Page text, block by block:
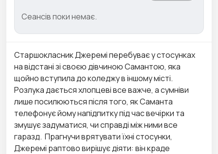
Сеансів поки немає.
Старшокласник Джеремі перебуває у стосунках
на відстані зі своєю дівчиною Самантою, яка
щойно вступила до коледжу в іншому місті.
Розлука дається хлопцеві все важче, а сумніви
лише посилюються після того, як Саманта
телефонує йому напідпитку під час вечірки та
змушує задуматися, чи справді між ними все
гаразд. ​ Прагнучи врятувати їхні стосунки,
Джеремі раптово вирішує діяти: він краде